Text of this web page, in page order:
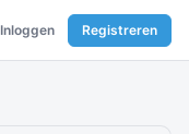
Inloggen Registreren